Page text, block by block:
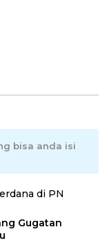
bisa anda isi
Gugatan